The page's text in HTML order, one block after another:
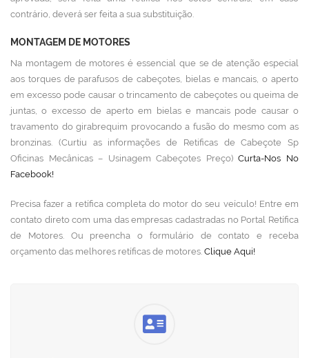
contrário, deverá ser feita a sua substituição.
MONTAGEM DE MOTORES
Na montagem de motores é essencial que se de atenção especial
aos torques de parafusos de cabeçotes, bielas e mancais, o aperto
em excesso pode causar o trincamento de cabeçotes ou queima de
juntas, o excesso de aperto em bielas e mancais pode causar o
travamento do girabrequim provocando a fusão do mesmo com as
bronzinas. (Curtiu as informações de Retificas de Cabeçote Sp
Oficinas Mecânicas – Usinagem Cabeçotes Preço)Curta-Nos No
Facebook!
Precisa fazer a retífica completa do motor do seu veículo! Entre em
contato direto com uma das empresas cadastradas no Portal Retífica
de Motores. Ou preencha o formulário de contato e receba
orçamento das melhores retíficas de motores. Clique Aqui!